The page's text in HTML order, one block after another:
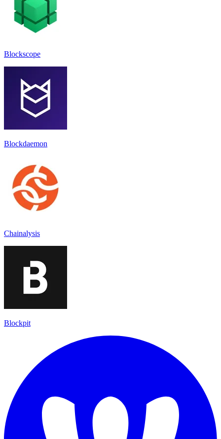
Blockscope
Blockdaemon
Chainalysis
Blockpit